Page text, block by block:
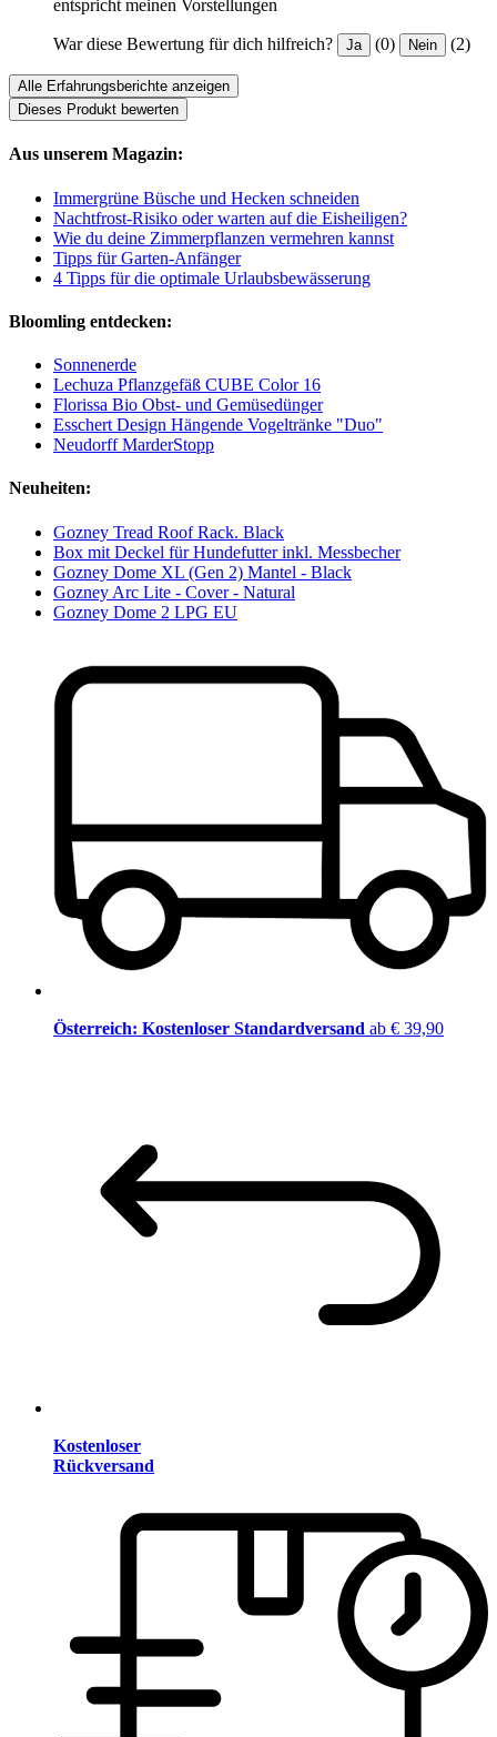
entspricht meinen Vorstellungen
War diese Bewertung für dich hilfreich? Ja (0) Nein (2)
Alle Erfahrungsberichte anzeigen
Dieses Produkt bewerten
Aus unserem Magazin:
Immergrüne Büsche und Hecken schneiden
Nachtfrost-Risiko oder warten auf die Eisheiligen?
Wie du deine Zimmerpflanzen vermehren kannst
Tipps für Garten-Anfänger
4 Tipps für die optimale Urlaubsbewässerung
Bloomling entdecken:
Sonnenerde
Lechuza Pflanzgefäß CUBE Color 16
Florissa Bio Obst- und Gemüsedünger
Esschert Design Hängende Vogeltränke "Duo"
Neudorff MarderStopp
Neuheiten:
Gozney Tread Roof Rack. Black
Box mit Deckel für Hundefutter inkl. Messbecher
Gozney Dome XL (Gen 2) Mantel - Black
Gozney Arc Lite - Cover - Natural
Gozney Dome 2 LPG EU
Österreich: Kostenloser Standardversand ab € 39,90
Kostenloser
Rückversand